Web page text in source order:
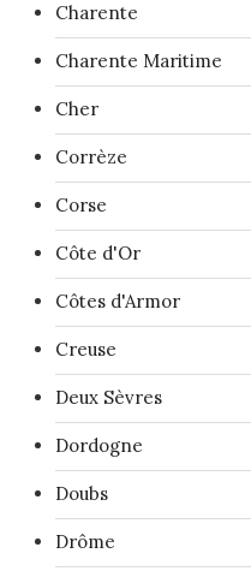
Charente
Charente Maritime
Cher
Corrèze
Corse
Côte d'Or
Côtes d'Armor
Creuse
Deux Sèvres
Dordogne
Doubs
Drôme